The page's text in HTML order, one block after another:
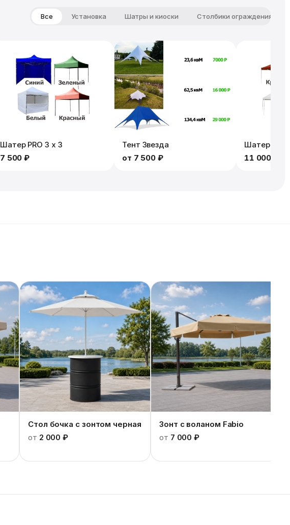
Все Установка Шатры и киоски Столбики ограждения и
Шатер PRO 3 х 3
7 500 ₽
Тент Звезда
от 7 500 ₽
Шатер PRO
11 000 ₽
Стол бочка с зонтом черная
от 2 000 ₽
Зонт с воланом Fabio
от 7 000 ₽